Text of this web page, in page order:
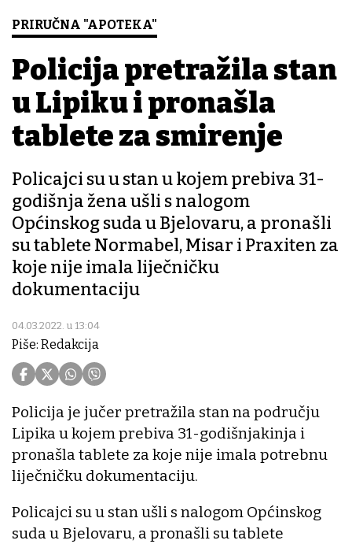
PRIRUČNA "APOTEKA"
Policija pretražila stan
u Lipiku i pronašla
tablete za smirenje
Policajci su u stan u kojem prebiva 31-
godišnja žena ušli s nalogom
Općinskog suda u Bjelovaru, a pronašli
su tablete Normabel, Misar i Praxiten za
koje nije imala liječničku
dokumentaciju
04.03.2022. u 13:04
Piše: Redakcija
Policija je jučer pretražila stan na području
Lipika u kojem prebiva 31-godišnjakinja i
pronašla tablete za koje nije imala potrebnu
liječničku dokumentaciju.
Policajci su u stan ušli s nalogom Općinskog
suda u Bjelovaru, a pronašli su tablete